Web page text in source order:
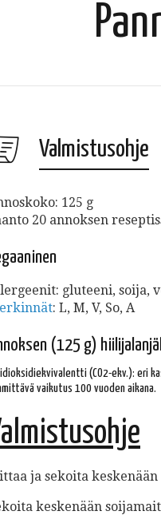
Valmistusohje
125 g
20 annoksen
gluteeni, soija,
: L, M, V, So, A
(125 g)
(CO2-ekv.): eri
vaikutus 100 vuoden aikana.
ja sekoita
keskenään